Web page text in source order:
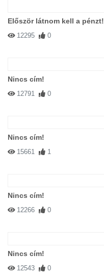
Először látnom kell a pénzt!
12295 0
Nincs cím!
12791 0
Nincs cím!
15661 1
Nincs cím!
12266 0
Nincs cím!
12543 0